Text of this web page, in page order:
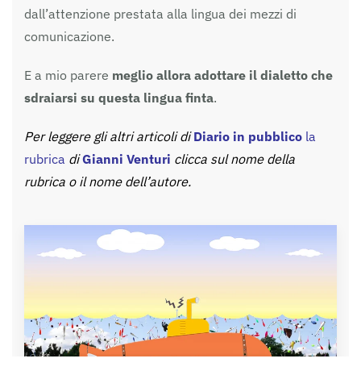
dall’attenzione prestata alla lingua dei mezzi di
comunicazione.
E a mio parere meglio allora adottare il dialetto che
sdraiarsi su questa lingua finta.
Per leggere gli altri articoli diDiario in pubblico la
rubrica diGianni Venturi clicca sul nome della
rubrica o il nome dell’autore.